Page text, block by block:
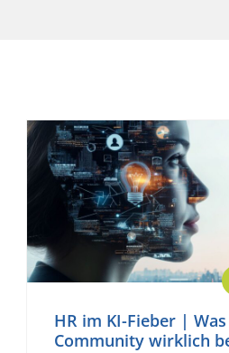
HR im KI-Fieber |
Community wirklich